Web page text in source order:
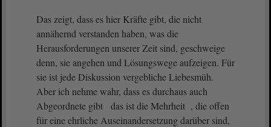
Das zeigt, dass es hier Kräfte gibt, die nicht
annähernd verstanden haben, was die
Herausforderungen unserer Zeit sind, geschweige
denn, sie angehen und Lösungswege aufzeigen. Für
sie ist jede Diskussion vergebliche Liebesmüh.
Aber ich nehme wahr, dass es durchaus auch
Abgeordnete gibt das ist die Mehrheit , die offen
für eine ehrliche Auseinandersetzung darüber sind,